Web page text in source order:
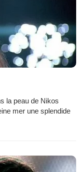
la peau de Nikos
mer une splendide